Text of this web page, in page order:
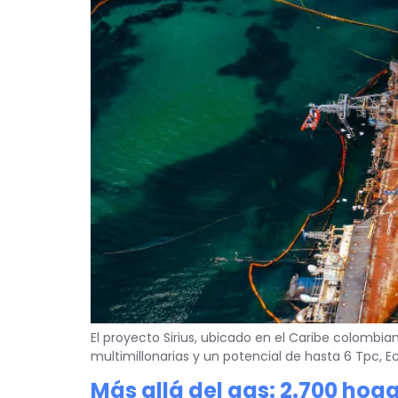
El proyecto Sirius, ubicado en el Caribe
multimillonarias y un potencial de hasta 6 Tpc,
Más allá del gas: 2.700